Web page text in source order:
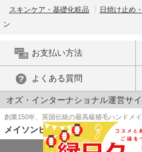
スキンケア・基礎化粧品
日焼け止め
ン
お支払い方法
よくある質問
オズ・インターナショナル運営サイ
創業150年、英国伝統の最高級猪毛ハンドメ
メイソンピアソン